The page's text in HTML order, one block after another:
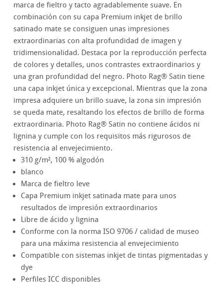
marca de fieltro y tacto agradablemente suave. En
combinación con su capa Premium inkjet de brillo
satinado mate se consiguen unas impresiones
extraordinarias con alta profundidad de imagen y
tridimensionalidad. Destaca por la reproducción perfecta
de colores y detalles, unos contrastes extraordinarios y
una gran profundidad del negro. Photo Rag® Satin tiene
una capa inkjet única y excepcional. Mientras que la zona
impresa adquiere un brillo suave, la zona sin impresión
se queda mate, resaltando los efectos de brillo de forma
extraordinaria. Photo Rag® Satin no contiene ácidos ni
lignina y cumple con los requisitos más rigurosos de
resistencia al envejecimiento.
310 g/m², 100 % algodón
blanco
Marca de fieltro leve
Capa Premium inkjet satinada mate para unos
resultados de impresión extraordinarios
Libre de ácido y lignina
Conforme con la norma ISO 9706 / calidad de museo
para una máxima resistencia al envejecimiento
Compatible con sistemas inkjet de tintas pigmentadas y
dye
Perfiles ICC disponibles